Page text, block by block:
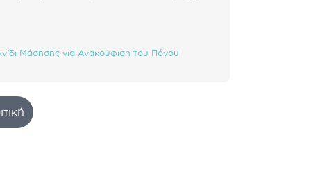
Μάσησης για Ανακούφιση του Πόνου